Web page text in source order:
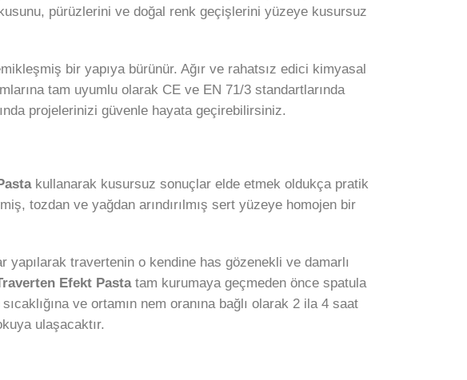
pürüzlerini ve doğal renk geçişlerini yüzeye kusursuz
bir yapıya bürünür. Ağır ve rahatsız edici kimyasal
tam uyumlu olarak CE ve EN 71/3 standartlarında
projelerinizi güvenle hayata geçirebilirsiniz.
kullanarak kusursuz sonuçlar elde etmek oldukça pratik
tozdan ve yağdan arındırılmış sert yüzeye homojen bir
travertenin o kendine has gözenekli ve damarlı
Efekt Pastatam kurumaya geçmeden önce spatula
ve ortamın nem oranına bağlı olarak 2 ila 4 saat
ulaşacaktır.